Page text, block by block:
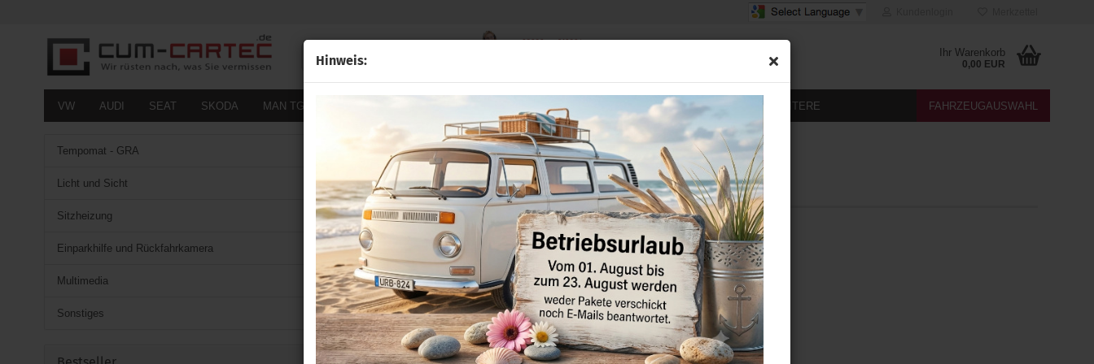
Hinweis:
Alle
02838 - 910384
Ihr Warenkorb
0,00 EUR
VW AUDI SEAT SKODA MAN TGE STANDHEIZUNGEN MULTIMEDIA FAHRZEUGAUSWAHL
WEITERE
Startseite » VW » Golf 1 - 8 » Golf IV 1997 - 2005
Golf IV 1997 - 2005
Tempomat - GRA
Licht und Sicht
Sitzheizung
Einparkhilfe und Rückfahrkamera
Multimedia
Sonstiges